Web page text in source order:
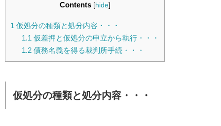
Contents [hide]
1 仮処分の種類と処分内容・・・
1.1 仮差押と仮処分の申立から執行・・・
1.2債務名義を得る裁判所手続・・・
仮処分の種類と処分内容・・・